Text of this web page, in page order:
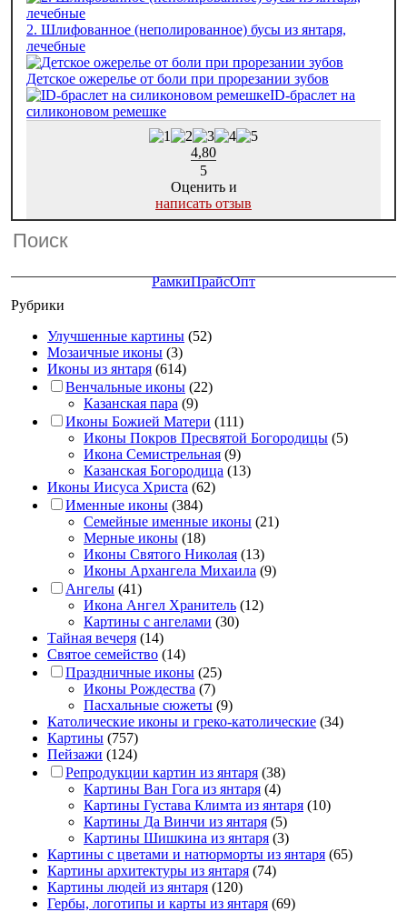
2. Шлифованное (неполированное) бусы из янтаря,
лечебные
Детское ожерелье от боли при прорезании зубов
ID-браслет на
силиконовом ремешке
4,80
5
Оценить и
написать отзыв
РамкиПрайсОпт
Рубрики
Улучшенные картины (52)
Мозаичные иконы (3)
Иконы из янтаря (614)
Венчальные иконы (22)
Казанская пара (9)
Иконы Божией Матери (111)
Иконы Покров Пресвятой Богородицы (5)
Икона Семистрельная (9)
Казанская Богородица (13)
Иконы Иисуса Христа (62)
Именные иконы (384)
Семейные именные иконы (21)
Мерные иконы (18)
Иконы Святого Николая (13)
Иконы Архангела Михаила (9)
Ангелы (41)
Икона Ангел Хранитель (12)
Картины с ангелами (30)
Тайная вечеря (14)
Святое семейство (14)
Праздничные иконы (25)
Иконы Рождества (7)
Пасхальные сюжеты (9)
Католические иконы и греко-католические (34)
Картины (757)
Пейзажи (124)
Репродукции картин из янтаря (38)
Картины Ван Гога из янтаря (4)
Картины Густава Климта из янтаря (10)
Картины Да Винчи из янтаря (5)
Картины Шишкина из янтаря (3)
Картины с цветами и натюрморты из янтаря (65)
Картины архитектуры из янтаря (74)
Картины людей из янтаря (120)
Гербы, логотипы и карты из янтаря (69)